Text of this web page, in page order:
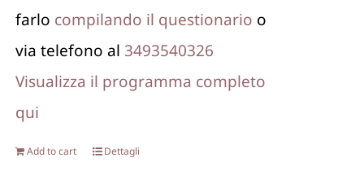
farlo compilando il questionario o
via telefono al 3493540326
Visualizza il programma completo
qui
Add to cart Dettagli